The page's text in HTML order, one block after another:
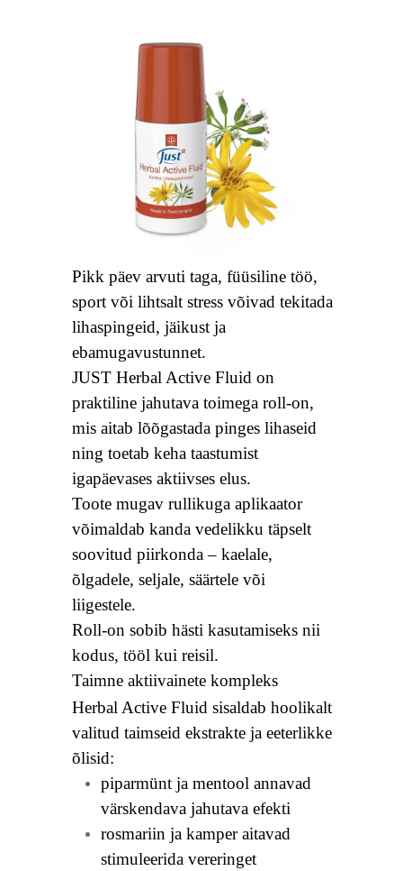
Pikk päev arvuti taga, füüsiline töö,
sport või lihtsalt stress võivad tekitada
lihaspingeid, jäikust ja
ebamugavustunnet.
JUST Herbal Active Fluid on
praktiline jahutava toimega roll-on,
mis aitab lõõgastada pinges lihaseid
ning toetab keha taastumist
igapäevases aktiivses elus.
Toote mugav rullikuga aplikaator
võimaldab kanda vedelikku täpselt
soovitud piirkonda – kaelale,
õlgadele, seljale, säärtele või
liigestele.
Roll-on sobib hästi kasutamiseks nii
kodus, tööl kui reisil.
Taimne aktiivainete kompleks
Herbal Active Fluid sisaldab hoolikalt
valitud taimseid ekstrakte ja eeterlikke
õlisid:
piparmünt ja mentool annavad
värskendava jahutava efekti
rosmariin ja kamper aitavad
stimuleerida vereringet